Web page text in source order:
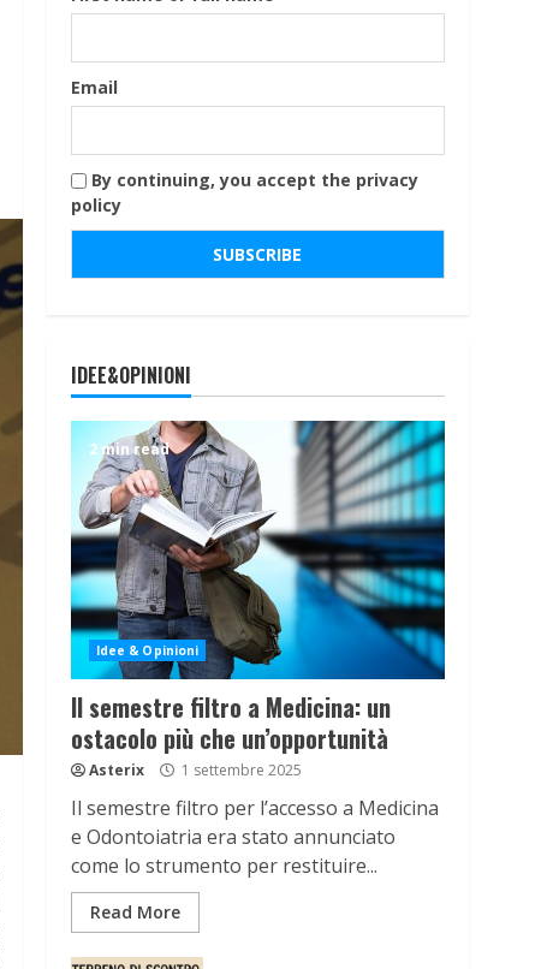
Email
By continuing, you accept the privacy
policy
IDEE&OPINIONI
2 min read
Idee & Opinioni
Il semestre filtro a Medicina: un
ostacolo più che un’opportunità
Asterix 1 settembre 2025
Il semestre filtro per l’accesso a Medicina
e Odontoiatria era stato annunciato
come lo strumento per restituire...
Read More